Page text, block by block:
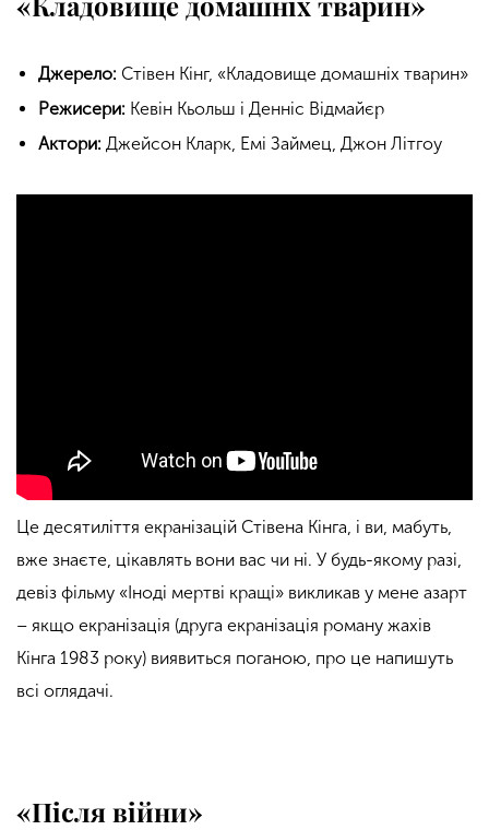
Джерело: Стівен Кінг, «Кладовище домашніх тварин»
Режисери: Кевін Кьольш і Денніс Відмайєр
Актори: Джейсон Кларк, Емі Займец, Джон Літгоу
Це десятиліття екранізацій Стівена Кінга, і ви, мабуть,
вже знаєте, цікавлять вони вас чи ні. У будь-якому разі,
девіз фільму «Іноді мертві кращі» викликав у мене азарт
– якщо екранізація (друга екранізація роману жахів
Кінга 1983 року) виявиться поганою, про це напишуть
всі оглядачі.
«Після війни»